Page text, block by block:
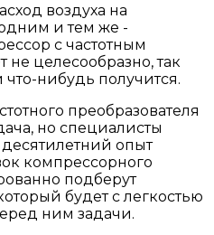
воздуха на
и тем же -
с частотным
не целесообразно, так
нибудь получится.
преобразователя
но специалисты
опыт
компрессорного
подберут
будет с легкостью
ним задачи.